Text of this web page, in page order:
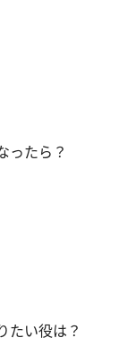
ったら？
たい役は？